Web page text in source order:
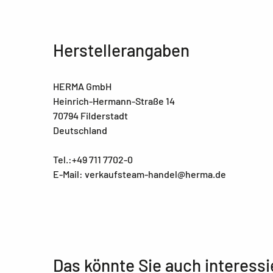
Herstellerangaben
HERMA GmbH
Heinrich-Hermann-Straße 14
70794 Filderstadt
Deutschland
Tel.:+49 711 7702-0
E-Mail: verkaufsteam-handel@herma.de
Das könnte Sie auch